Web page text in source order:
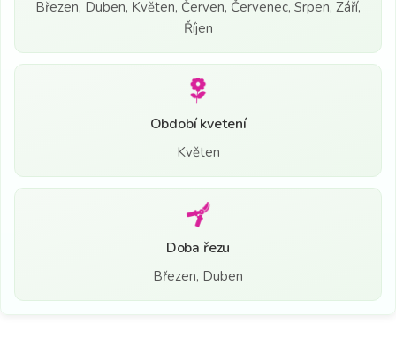
Březen, Duben, Květen, Červen, Červenec, Srpen, Září,
Říjen
Období kvetení
Květen
Doba řezu
Březen, Duben